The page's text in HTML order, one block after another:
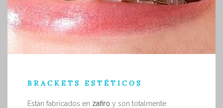
BRACKETS ESTÉTICOS
Están fabricados en zafiroy son totalmente